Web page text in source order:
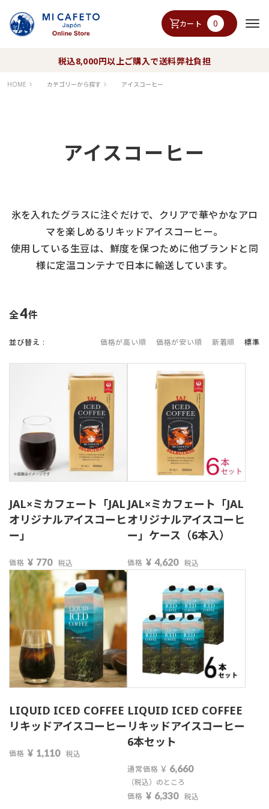
カート 0
税込8,000円以上ご購入で送料弊社負担
HOME カテゴリーから探す アイスコーヒー
アイスコーヒー
氷を入れたグラスに注ぐだけで、クリアで華やかなアロ
マを楽しめるリキッドアイスコーヒー。
使用している生豆は、鮮度を保つために他ブランドと同
様に定温コンテナで日本に輸送しています。
並び替え 標準
新着順
価格が安い順
価格が高い順
4
JAL×ミカフェート「JAL
オリジナルアイスコーヒ
ー」
価格 ¥ 770 税込
JAL×ミカフェート「JAL
オリジナルアイスコーヒ
ー」ケース（6本入）
価格 ¥ 4,620 税込
LIQUID ICED COFFEE
リキッドアイスコーヒー
価格 ¥ 1,110 税込
LIQUID ICED COFFEE
リキッドアイスコーヒー
6本セット
通常価格 ¥ 6,660
（税込）のところ
価格 ¥ 6,330 税込